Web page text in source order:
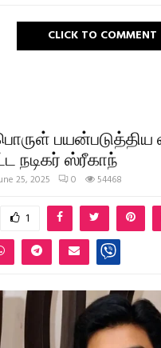
CLICK TO COMMENT
பயன்படுத்திய
நடிகர் ஸ்ரீகாந்
25, 2025 0 54468
1